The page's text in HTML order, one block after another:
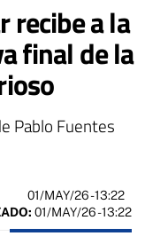
recibe a la
final de la
Pablo Fuentes
01/MAY/26- 13:22
01/MAY/26 - 13:22